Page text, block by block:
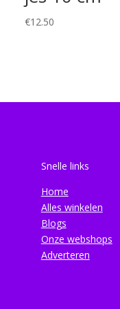
€12.50
Snelle links
Home
Alles winkelen
Blogs
Onze webshops
Adverteren